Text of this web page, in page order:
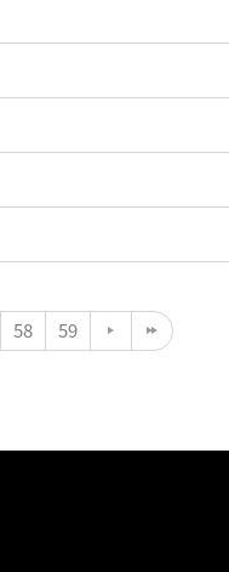
58 59